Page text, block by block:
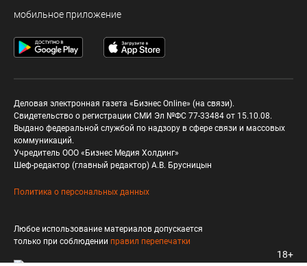
мобильное приложение
Деловая электронная газета «Бизнес Online» (на связи).
Свидетельство о регистрации СМИ Эл №ФС 77-33484 от 15.10.08.
Выдано федеральной службой по надзору в сфере связи и массовых
коммуникаций.
Учредитель ООО «Бизнес Медия Холдинг»
Шеф-редактор (главный редактор) А.В. Брусницын
Политика о персональных данных
Любое использование материалов допускается
только при соблюдении правил перепечатки
18+